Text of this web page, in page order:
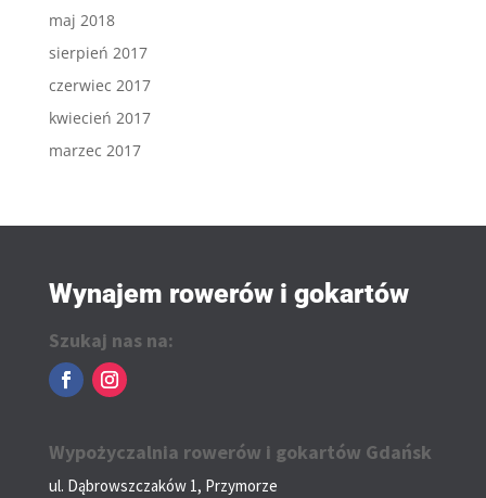
maj 2018
sierpień 2017
czerwiec 2017
kwiecień 2017
marzec 2017
Wynajem rowerów i gokartów
Szukaj nas na:
Wypożyczalnia rowerów i gokartów Gdańsk
ul. Dąbrowszczaków 1, Przymorze